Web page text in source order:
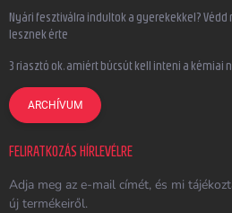
Nyári fesztiválra indultok a gyerekekkel?
lesznek érte
3 riasztó ok, amiért búcsút kell inteni a kémiai
ARCHÍVUM
FELIRATKOZÁS HÍRLEVÉLRE
Adja meg az e-mail címét, és mi
új termékeiről.